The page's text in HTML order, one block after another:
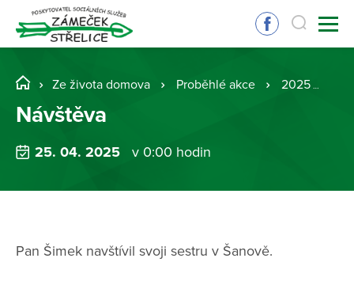
Ze života domova Proběhlé akce 2025
Návštěva
25. 04. 2025 v 0:00 hodin
Pan Šimek navštívil svoji sestru v Šanově.